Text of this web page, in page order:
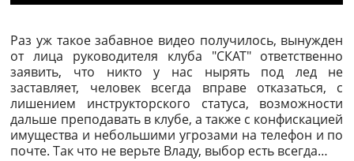
Раз уж такое забавное видео получилось, вынужден
от лица руководителя клуба "СКАТ" ответственно
заявить, что никто у нас нырять под лед не
заставляет, человек всегда вправе отказаться, с
лишением инструкторского статуса, возможности
дальше преподавать в клубе, а также с конфискацией
имущества и небольшими угрозами на телефон и по
почте. Так что не верьте Владу, выбор есть всегда…